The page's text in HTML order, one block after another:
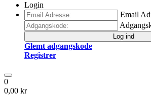
Login
Email
Log ind
Glemt adgangskode
Registrer
0
0,00 kr